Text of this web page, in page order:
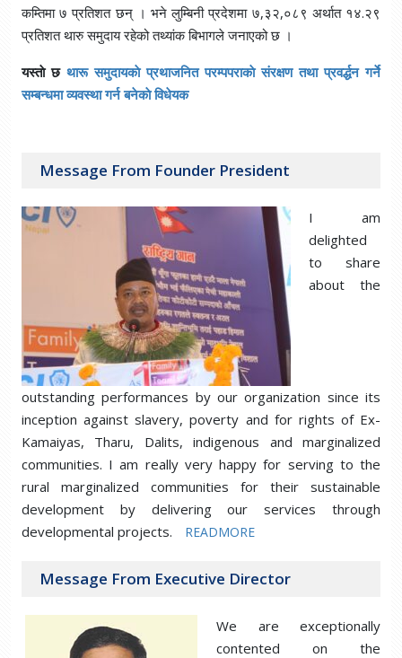
कम्तिमा ७ प्रतिशत छन् । भने लुम्बिनी प्रदेशमा ७,३२,०८९ अर्थात १४.२९
प्रतिशत थारु समुदाय रहेको तथ्यांक बिभागले जनाएको छ ।
यस्ताे छ थारू समुदायकाे प्रथाजनित परम्पपराकाे संरक्षण तथा प्रवर्द्धन गर्ने
सम्बन्धमा व्यवस्था गर्न बनेकाे विधेयक
Message From Founder President
I am
delighted
to share
about the
outstanding performances by our organization since its
inception against slavery, poverty and for rights of Ex-
Kamaiyas, Tharu, Dalits, indigenous and marginalized
communities. I am really very happy for serving to the
rural marginalized communities for their sustainable
development by delivering our services through
developmental projects.
READMORE
Message From Executive Director
We are exceptionally
contented on the